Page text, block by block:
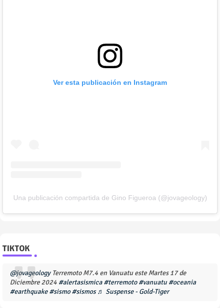
Ver esta publicación en Instagram
Una publicación compartida de Gino Figueroa (@jovageology)
TIKTOK
@jovageologyTerremoto M7.4 en Vanuatu este Martes 17 de
Diciembre 2024 #alertasismica #terremoto #vanuatu #oceania
#earthquake #sismo #sismos ♬ Suspense - Gold-Tiger